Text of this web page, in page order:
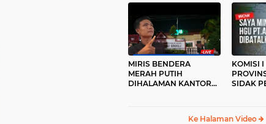
MIRIS BENDERA
MERAH PUTIH
DIHALAMAN KANTOR
KOMISI
SIDAK
Ke Halaman Video